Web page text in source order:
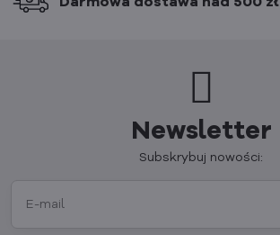
Newsletter
Subskrybuj nowości: